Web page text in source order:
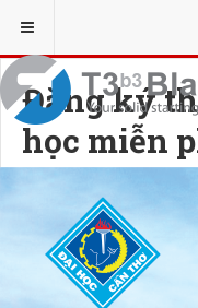
Đăng ký
học miễn
nghiệp
ngành
27 DECEMBER 2023